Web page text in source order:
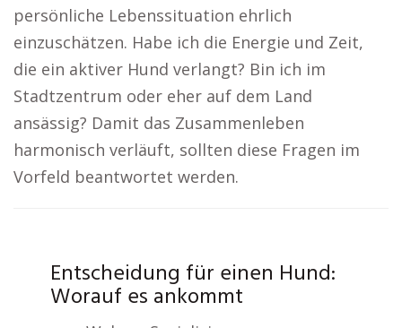
persönliche Lebenssituation ehrlich
einzuschätzen. Habe ich die Energie und Zeit,
die ein aktiver Hund verlangt? Bin ich im
Stadtzentrum oder eher auf dem Land
ansässig? Damit das Zusammenleben
harmonisch verläuft, sollten diese Fragen im
Vorfeld beantwortet werden.
Entscheidung für einen Hund:
Worauf es ankommt